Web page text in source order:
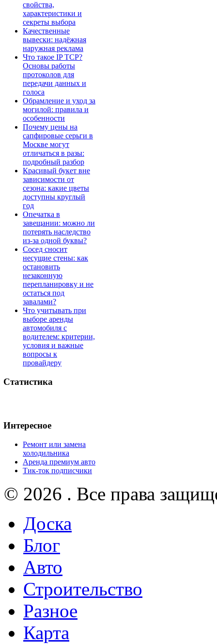
свойства,
характеристики и
секреты выбора
Качественные
вывески: надёжная
наружная реклама
Что такое IP TCP?
Основы работы
протоколов для
передачи данных и
голоса
Обрамление и уход за
могилой: правила и
особенности
Почему цены на
сапфировые серьги в
Москве могут
отличаться в разы:
подробный разбор
Красивый букет вне
зависимости от
сезона: какие цветы
доступны круглый
год
Опечатка в
завещании: можно ли
потерять наследство
из-за одной буквы?
Сосед сносит
несущие стены: как
остановить
незаконную
перепланировку и не
остаться под
завалами?
Что учитывать при
выборе аренды
автомобиля с
водителем: критерии,
условия и важные
вопросы к
провайдеру
Статистика
Интересное
Ремонт или замена
холодильника
Аренда премиум авто
Тик-ток подписчики
© 2026 . Все права
Доска
Блог
Авто
Строительство
Разное
Карта